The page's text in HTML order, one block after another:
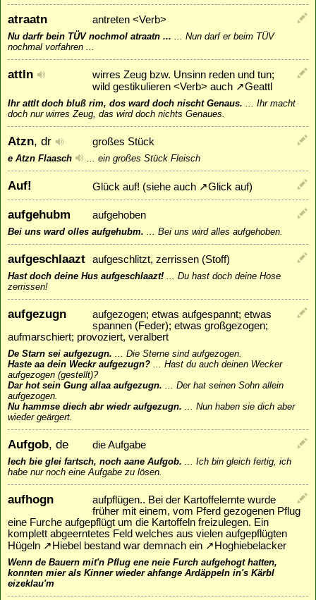
atraatn antreten <Verb>
Nu darfr bein TÜV nochmol atraatn ...
Nun darf er beim TÜV
nochmal vorfahren ...
attln
wirres Zeug bzw. Unsinn reden und tun;
wild gestikulieren <Verb> auch ↗Geattl
Ihr attlt doch bluß rim, dos ward doch nischt Genaus.
Ihr macht
doch nur wirres Zeug, das wird doch nichts Genaues.
Atzn, dr großes Stück
e Atzn Flaasch ein großes Stück Fleisch
Auf! Glück auf! (siehe auch ↗Glick auf)
aufgehubm aufgehoben
Bei uns ward olles aufgehubm. Bei uns wird alles aufgehoben.
aufgeschlaazt aufgeschlitzt, zerrissen (Stoff)
Hast doch deine Hus aufgeschlaazt!
Du hast doch deine Hose
zerrissen!
aufgezugn
aufgezogen; etwas aufgespannt; etwas
spannen (Feder); etwas großgezogen;
aufmarschiert; provoziert, veralbert
De Starn sei aufgezugn.
Die Sterne sind aufgezogen.
Haste aa dein Weckr aufgezugn?
Hast du auch deinen Wecker
aufgezogen (gestellt)?
Dar hot sein Gung allaa aufgezugn.
Der hat seinen Sohn allein
aufgezogen.
Nu hammse diech abr wiedr aufgezugn.
Nun haben sie dich aber
wieder geärgert.
Aufgob, de die Aufgabe
Iech bie glei fartsch, noch aane Aufgob.
Ich bin gleich fertig, ich
habe nur noch eine Aufgabe zu lösen.
aufhogn
aufpflügen.. Bei der Kartoffelernte wurde
früher mit einem, vom Pferd gezogenen Pflug
eine Furche aufgepflügt um die Kartoffeln freizulegen. Ein
komplett abgeerntetes Feld welches aus vielen aufgepflügten
Hügeln ↗ Hiebel bestand war demnach ein ↗ Hoghiebelacker
Wenn de Bauern mit'n Pflug ene neie Furch aufgehogt hatten,
konnten mier als Kinner wieder ahfange Ardäppeln in's Kärbl
eizeklau'm